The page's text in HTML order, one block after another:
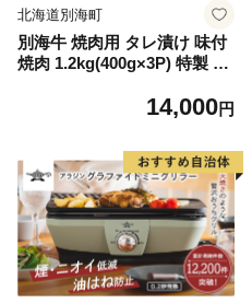
北海道別海町
別海牛 焼肉用 タレ漬け 味付
焼肉 1.2kg(400g×3P) 特製 焼
海町産】【FF000FA01】（株
肉 ふるさと納税）（ 肉 牛肉
北海道産肉 北海道産牛肉 道
産肉 道産牛肉 肉ギフト 牛肉
ギフト 肉セット 牛肉セット
肉お取り寄せ 牛肉お取り寄せ
肉送料無料 牛肉送料無料 焼
肉 牛肉 焼肉 和牛 焼肉 焼肉
14,000円